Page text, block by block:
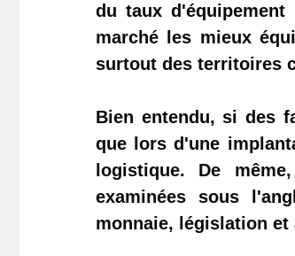
du taux
marché les mieux
surtout des territoires
Bien entendu, si des
que lors d'une
logistique. De
examinées sous
monnaie, législation